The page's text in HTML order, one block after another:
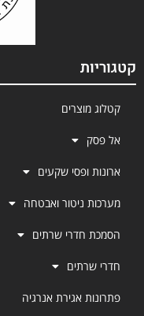
קטגוריות
קטלוג מוצרים
אל פסק
ארונות ופסי שקעים
מערכות ניטור ואבטחה
הסמכת חדרי שרתים
חדרי שרתים
פתרונות אגירת אנרגיה